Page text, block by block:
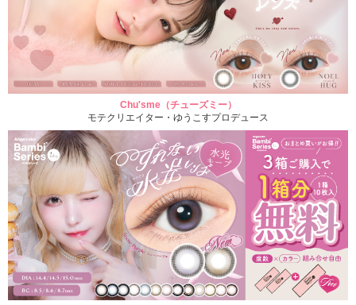
Chu'sme（チューズミー）
モテクリエイター・ゆうこすプロデュース